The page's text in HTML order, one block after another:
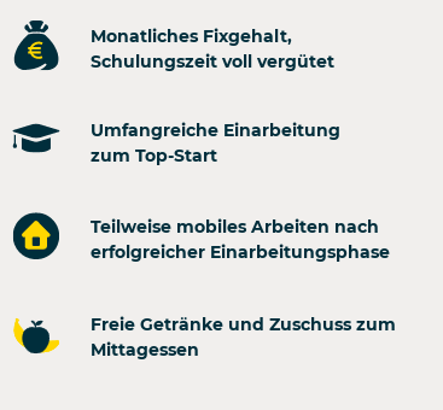
Monatliches Fixgehalt,
Schulungszeit voll vergütet
Umfangreiche Einarbeitung
zum Top-Start
Teilweise mobiles Arbeiten nach
erfolgreicher Einarbeitungsphase
Freie Getränke und Zuschuss zum
Mittagessen